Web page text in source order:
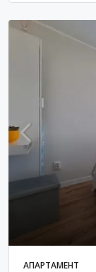
АПАРТАМЕНТ